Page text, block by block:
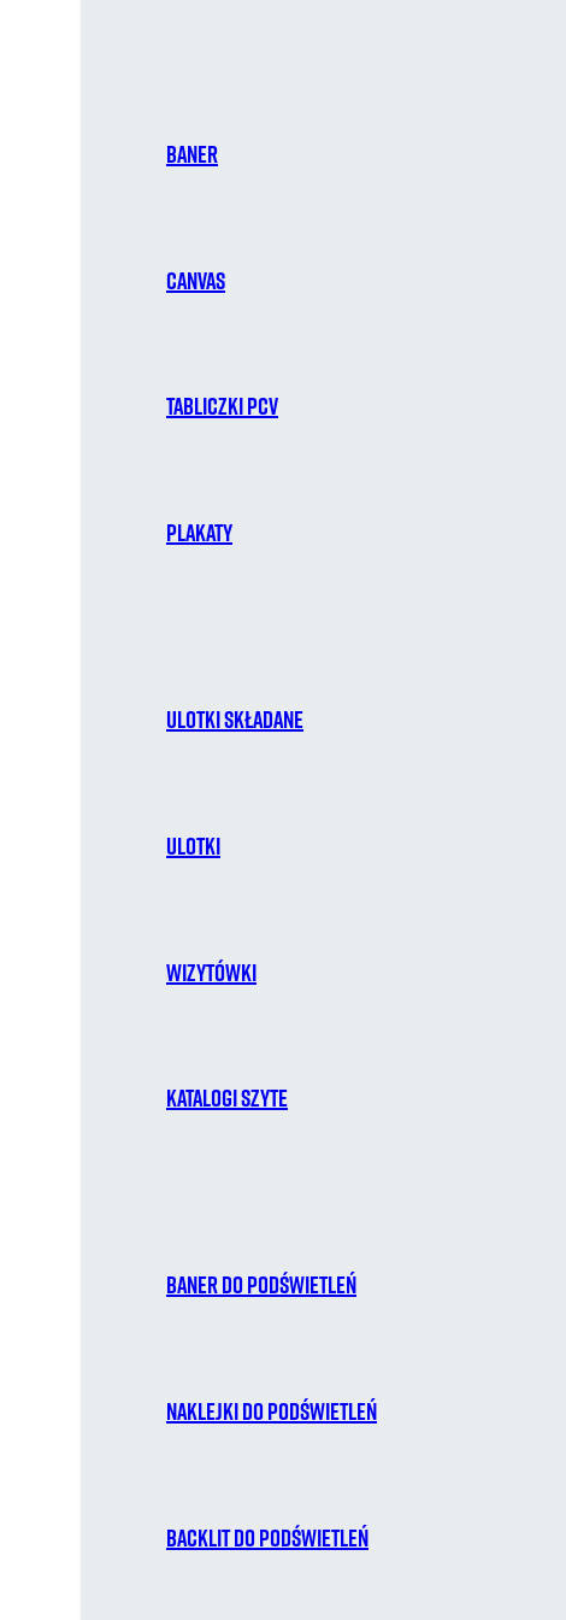
Baner
Canvas
Tabliczki PCV
Plakaty
Ulotki składane
Ulotki
Wizytówki
Katalogi szyte
Baner do podświetleń
Naklejki do podświetleń
Backlit do podświetleń